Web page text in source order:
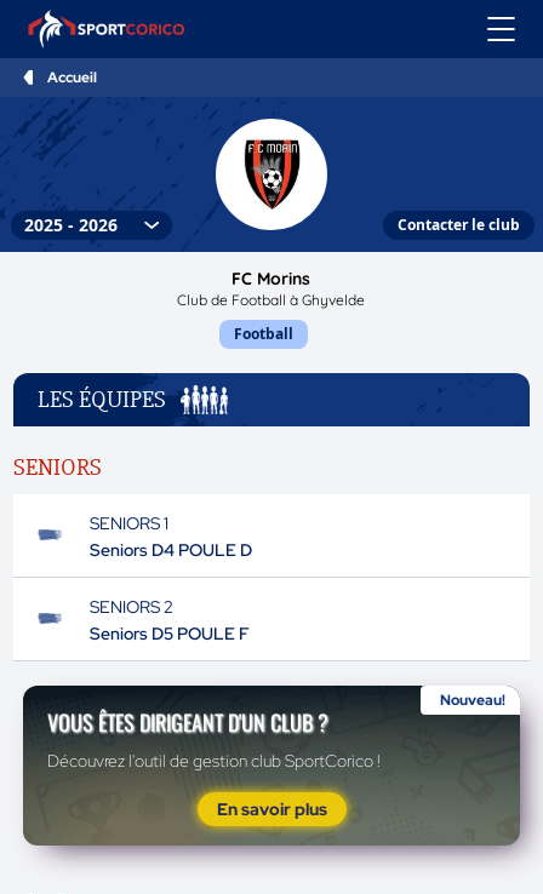
Accueil
Contacter le club
FC Morins
Club de Football à Ghyvelde
Football
LES ÉQUIPES
SENIORS
SENIORS 1
Seniors D4 POULE D
SENIORS 2
Seniors D5 POULE F
Nouveau!
VOUS ÊTES DIRIGEANT D'UN CLUB ?
Découvrez l'outil de gestion club SportCorico !
En savoir plus